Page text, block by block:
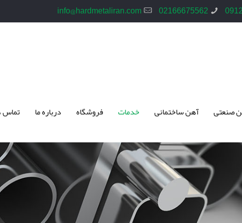
02166675562
info@hardmetaliran.com
صنعتی آهن ساختمانی خدمات فروشگاه درباره ما تماس